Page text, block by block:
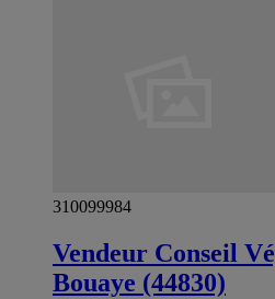
310099984
Vendeur Conseil
Bouaye (44830)